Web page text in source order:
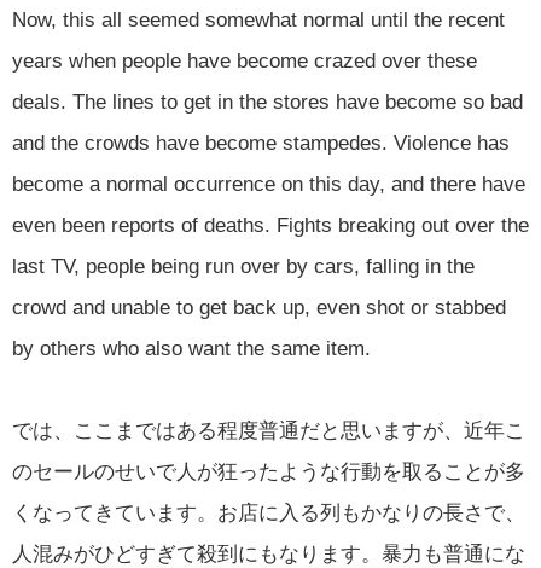
Now, this all seemed somewhat normal until the recent
years when people have become crazed over these
deals. The lines to get in the stores have become so bad
and the crowds have become stampedes. Violence has
become a normal occurrence on this day, and there have
even been reports of deaths. Fights breaking out over the
last TV, people being run over by cars, falling in the
crowd and unable to get back up, even shot or stabbed
by others who also want the same item.
では、ここまではある程度普通だと思いますが、近年こ
のセールのせいで人が狂ったような行動を取ることが多
くなってきています。お店に入る列もかなりの長さで、
人混みがひどすぎて殺到にもなります。暴力も普通にな